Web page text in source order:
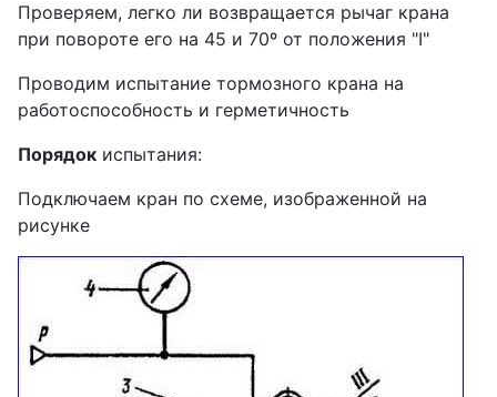
Проверяем, легко ли возвращается рычаг крана
при повороте его на 45 и 70º от положения "I"
Проводим испытание тормозного крана на
работоспособность и герметичность
Порядок испытания:
Подключаем кран по схеме, изображенной на
рисунке